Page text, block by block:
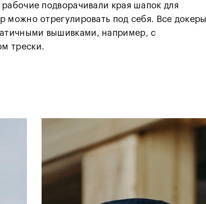
подворачивали края шапок для
можно отрегулировать под себя. Все докеры
вышивками, например, с
трески.